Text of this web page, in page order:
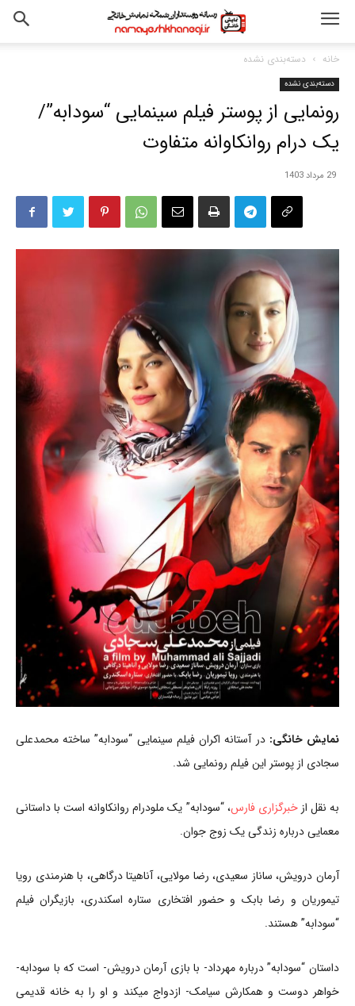
خانه دسته‌بندی نشده
دسته‌بندی نشده
رونمایی از پوستر فیلم سینمایی “سودابه”/
یک درام روانکاوانه متفاوت
29 مرداد 1403
نمایش خانگی: در آستانه اکران فیلم سینمایی “سودابه” ساخته محمدعلی
سجادی از پوستر این فیلم رونمایی شد.
به نقل ازخبرگزاری فارس، “سودابه” یک ملودرام روانکاوانه است با داستانی
معمایی درباره زندگی یک زوج جوان.
آرمان درویش، ساناز سعیدی، رضا مولایی، آناهیتا درگاهی، با هنرمندی رویا
تیموریان و رضا بابک و حضور افتخاری ستاره اسکندری، بازیگران فیلم
“سودابه” هستند.
داستان “سودابه” درباره مهرداد- با بازی آرمان درویش- است که با سودابه-
خواهر دوست و همکارش سیامک- ازدواج میکند و او را به خانه قدیمی